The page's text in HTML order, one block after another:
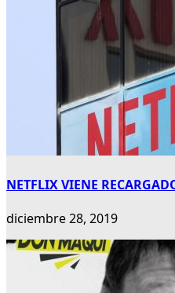
NETFLIX VIENE
diciembre 28, 2019